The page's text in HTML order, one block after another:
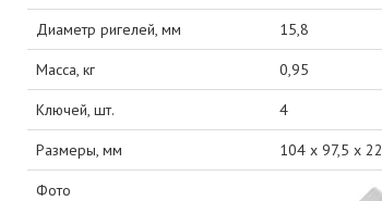
Диаметр ригелей, мм 15,8
Масса, кг 0,95
Ключей, шт. 4
Размеры, мм 104 х 97,5 х 22
Фото